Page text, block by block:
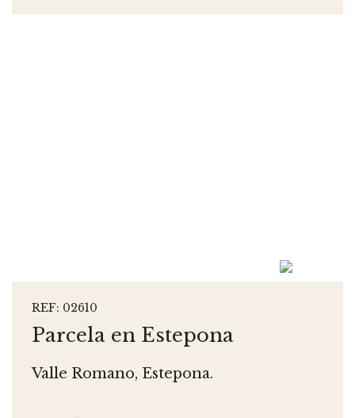
REF: 02610
Parcela en Estepona
Valle Romano, Estepona.